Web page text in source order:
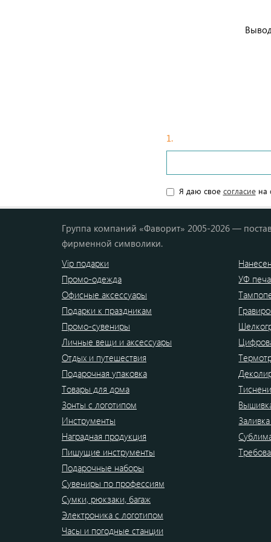
1.Введите ваши данные
Я даю свое согласиена
Группа компаний «Фаворит» 2005-2026 —
фирменной символики.
Vip подарки
Промо-одежда
Офисные аксессуары
Подарки к праздникам
Промо-сувениры
Личные вещи и аксессуары
Отдых и путешествия
Подарочная упаковка
Товары для дома
Зонты с логотипом
Инструменты
Наградная продукция
Пишущие инструменты
Подарочные наборы
Сувениры по профессиям
Сумки, рюкзаки, багаж
Электроника с логотипом
Часы и погодные станции
УФ